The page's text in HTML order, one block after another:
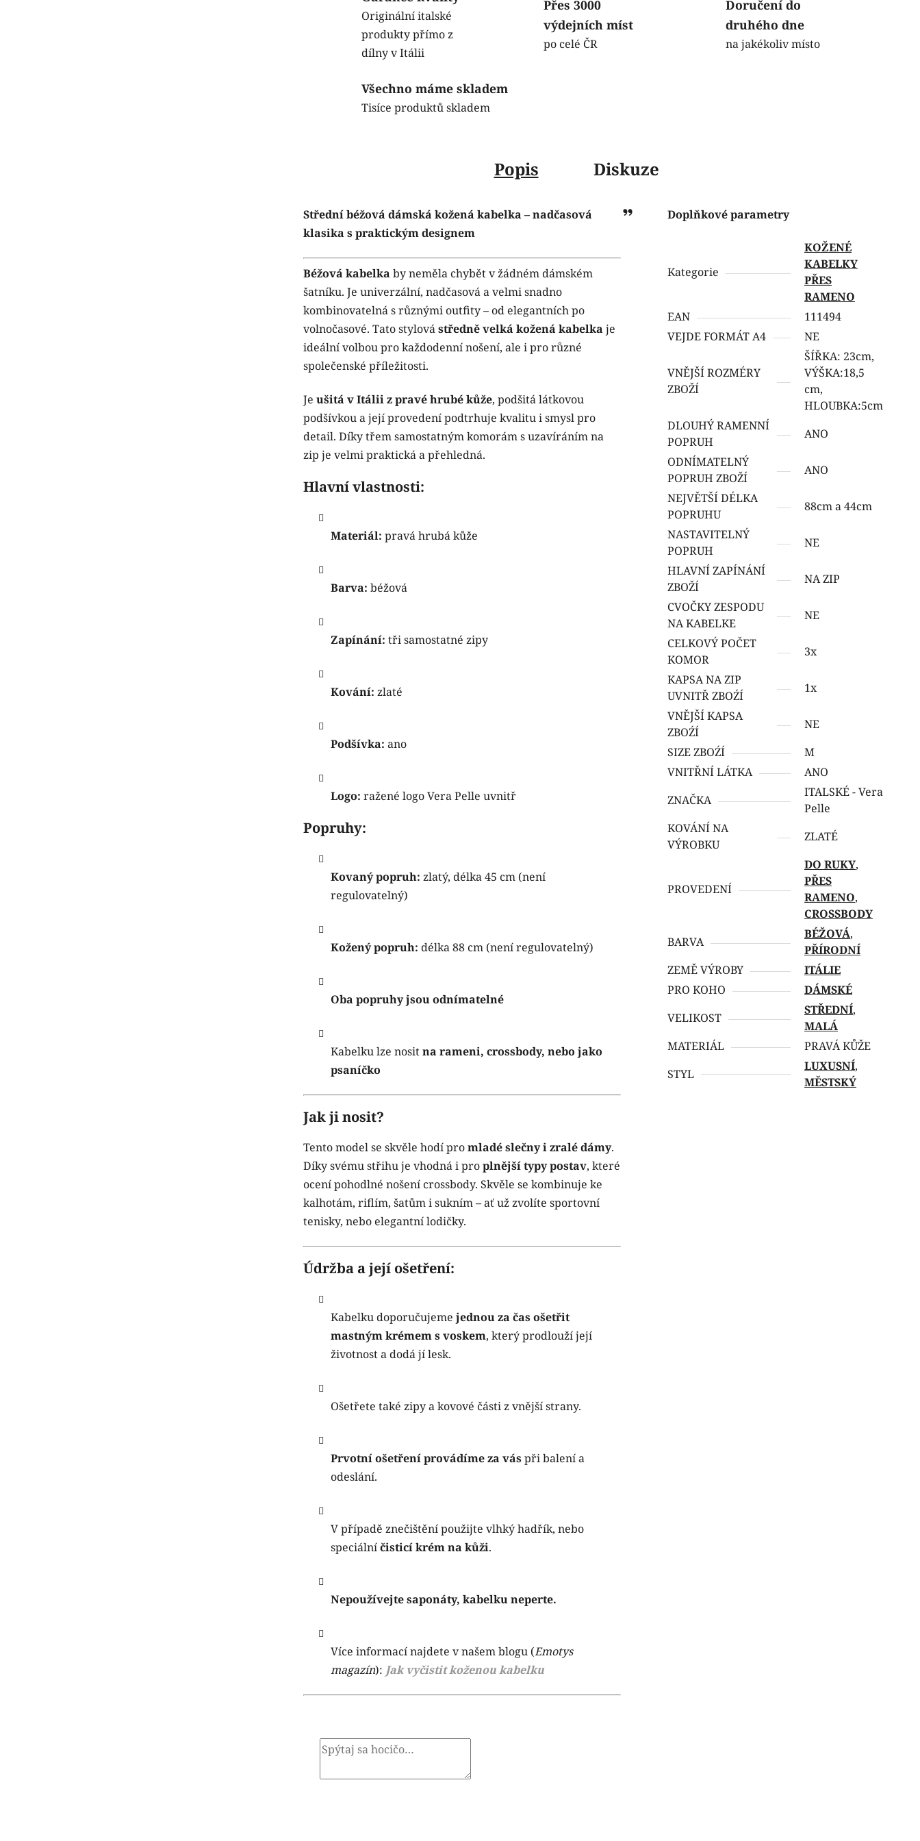
Originální italské
produkty přímo z
dílny v Itálii
Přes 3000
výdejních míst
po celé ČR
Doručení do
druhého dne
na jakékoliv místo
Všechno máme skladem
Tisíce produktů skladem
Popis Diskuze
Střední béžová dámská kožená kabelka – nadčasová
klasika s praktickým designem
Béžová kabelka by neměla chybět v žádném dámském
šatníku. Je univerzální, nadčasová a velmi snadno
kombinovatelná s různými outfity – od elegantních po
volnočasové. Tato stylovástředně velká kožená kabelka je
ideální volbou pro každodenní nošení, ale i pro různé
společenské příležitosti.
Je ušitá v Itálii z pravé hrubé kůže, podšitá látkovou
podšívkou a její provedení podtrhuje kvalitu i smysl pro
detail. Díky třem samostatným komorám s uzavíráním na
zip je velmi praktická a přehledná.
Hlavní vlastnosti:
Materiál: pravá hrubá kůže
Barva: béžová
Zapínání: tři samostatné zipy
Kování: zlaté
Podšívka: ano
Logo: ražené logo Vera Pelle uvnitř
Popruhy:
Kovaný popruh: zlatý, délka 45 cm (není
regulovatelný)
Kožený popruh: délka 88 cm (není regulovatelný)
Oba popruhy jsou odnímatelné
Kabelku lze nositna rameni, crossbody, nebo jako
psaníčko
Jak ji nosit?
Tento model se skvěle hodí promladé slečny i zralé dámy.
Díky svému střihu je vhodná i proplnější typy postav, které
ocení pohodlné nošení crossbody. Skvěle se kombinuje ke
kalhotám, riflím, šatům i sukním – ať už zvolíte sportovní
tenisky, nebo elegantní lodičky.
Údržba a její ošetření:
Kabelku doporučujeme jednou za čas ošetřit
mastným krémem s voskem, který prodlouží její
životnost a dodá jí lesk.
Ošetřete také zipy a kovové části z vnější strany.
Prvotní ošetření provádíme za váspři balení a
odeslání.
V případě znečištění použijte vlhký hadřík, nebo
speciálníčisticí krém na kůži.
Nepoužívejte saponáty, kabelku neperte.
Více informací najdete v našem blogu (Emotys
magazín): Jak vyčistit koženou kabelku
Spýtať
Doplňkové parametry
Kategorie
KOŽENÉ
KABELKY
PŘES
RAMENO
EAN
111494
VEJDE FORMÁT A4
NE
VNĚJŠÍ ROZMÉRY
ZBOŽÍ
ŠÍŘKA: 23cm,
VÝŠKA:18,5
cm,
HLOUBKA:5cm
DLOUHÝ RAMENNÍ
POPRUH
ANO
ODNÍMATELNÝ
POPRUH ZBOŽÍ
ANO
NEJVĚTŠÍ DÉLKA
POPRUHU
88cm a 44cm
NASTAVITELNÝ
POPRUH
NE
HLAVNÍ ZAPÍNÁNÍ
ZBOŽÍ
NA ZIP
CVOČKY ZESPODU
NA KABELKE
NE
CELKOVÝ POČET
KOMOR
3x
KAPSA NA ZIP
UVNITŘ ZBOŹÍ
1x
VNĚJŠÍ KAPSA
ZBOŹÍ
NE
SIZE ZBOŹÍ
M
VNITŘNÍ LÁTKA
ANO
ZNAČKA
ITALSKÉ - Vera
Pelle
KOVÁNÍ NA
VÝROBKU
ZLATÉ
PROVEDENÍ
DO RUKY,
PŘES
RAMENO,
CROSSBODY
BARVA
BÉŽOVÁ,
PŘÍRODNÍ
ZEMĚ VÝROBY
ITÁLIE
PRO KOHO
DÁMSKÉ
VELIKOST
STŘEDNÍ,
MALÁ
MATERIÁL
PRAVÁ KŮŽE
STYL
LUXUSNÍ,
MĚSTSKÝ